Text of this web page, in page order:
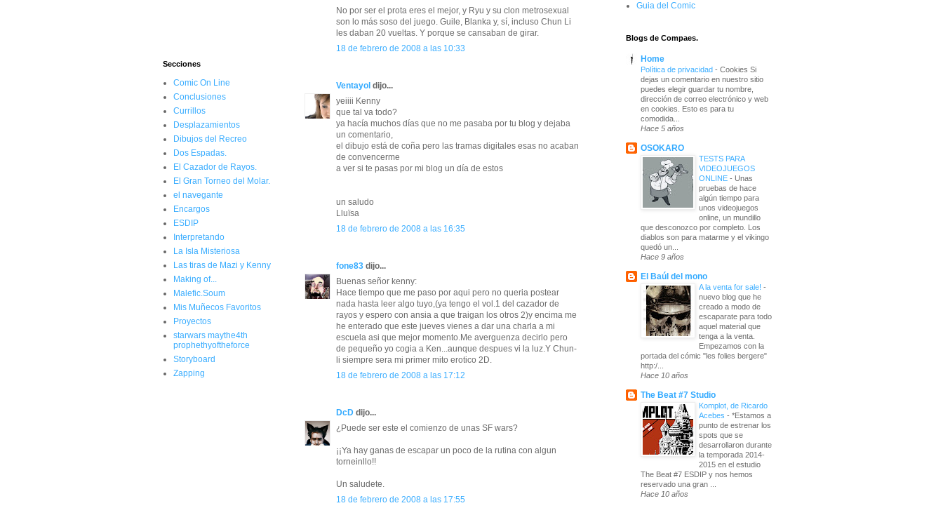
No por ser el prota eres el mejor, y Ryu y su clon metrosexual
son lo más soso del juego. Guile, Blanka y, sí, incluso Chun Li
les daban 20 vueltas. Y porque se cansaban de girar.
18 de febrero de 2008 a las 10:33
Ventayol dijo...
yeiiii Kenny
que tal va todo?
ya hacía muchos días que no me pasaba por tu blog y dejaba
un comentario,
el dibujo está de coña pero las tramas digitales esas no acaban
de convencerme
a ver si te pasas por mi blog un día de estos
un saludo
Lluïsa
18 de febrero de 2008 a las 16:35
fone83 dijo...
Buenas señor kenny:
Hace tiempo que me paso por aqui pero no queria postear
nada hasta leer algo tuyo,(ya tengo el vol.1 del cazador de
rayos y espero con ansia a que traigan los otros 2)y encima me
he enterado que este jueves vienes a dar una charla a mi
escuela asi que mejor momento.Me averguenza decirlo pero
de pequeño yo cogia a Ken...aunque despues vi la luz.Y Chun-
li siempre sera mi primer mito erotico 2D.
18 de febrero de 2008 a las 17:12
DcD dijo...
¿Puede ser este el comienzo de unas SF wars?
¡¡Ya hay ganas de escapar un poco de la rutina con algun
torneinllo!!
Un saludete.
18 de febrero de 2008 a las 17:55
Secciones
Comic On Line
Conclusiones
Currillos
Desplazamientos
Dibujos del Recreo
Dos Espadas.
El Cazador de Rayos.
El Gran Torneo del Molar.
el navegante
Encargos
ESDIP
Interpretando
La Isla Misteriosa
Las tiras de Mazi y Kenny
Making of...
Malefic.Soum
Mis Muñecos Favoritos
Proyectos
starwars maythe4th
prophethyoftheforce
Storyboard
Zapping
Guia del Comic
Blogs de Compaes.
Home
Política de privacidad - Cookies Si
dejas un comentario en nuestro sitio
puedes elegir guardar tu nombre,
dirección de correo electrónico y web
en cookies. Esto es para tu
comodida...
Hace 5 años
OSOKARO
TESTS PARA
VIDEOJUEGOS
ONLINE - Unas
pruebas de hace
algún tiempo para
unos videojuegos
online, un mundillo
que desconozco por completo. Los
diablos son para matarme y el vikingo
quedó un...
Hace 9 años
El Baúl del mono
A la venta for sale! -
nuevo blog que he
creado a modo de
escaparate para todo
aquel material que
tenga a la venta.
Empezamos con la
portada del cómic "les folies bergere"
http:/...
Hace 10 años
The Beat #7 Studio
Komplot, de Ricardo
Acebes - *Estamos a
punto de estrenar los
spots que se
desarrollaron durante
la temporada 2014-
2015 en el estudio
The Beat #7 ESDIP y nos hemos
reservado una gran ...
Hace 10 años